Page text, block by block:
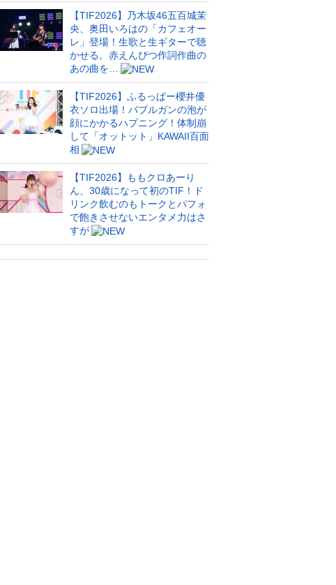
【TIF2026】乃木坂46五百城茉
央、奥田いろはの「カフェオー
レ」登場！生歌と生ギターで聴
かせる。赤えんぴつ作詞作曲の
あの曲を…
【TIF2026】ふるっぱー櫻井優
衣ソロ出場！バブルガンの泡が
顔にかかるハプニング！体制崩
して「オットット」KAWAII百面
相
【TIF2026】ももクロあーり
ん、30歳になって初のTIF！ド
リンク飲むのもトークとパフォ
で飽きさせないエンタメ力はさ
すが